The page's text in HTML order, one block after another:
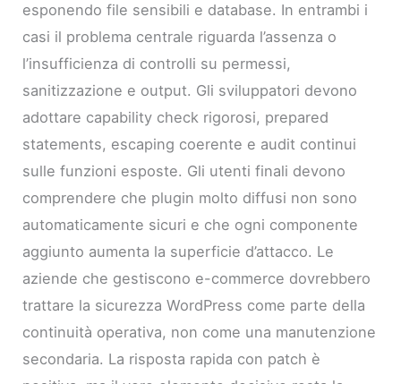
esponendo file sensibili e database. In entrambi i
casi il problema centrale riguarda l’assenza o
l’insufficienza di controlli su permessi,
sanitizzazione e output. Gli sviluppatori devono
adottare capability check rigorosi, prepared
statements, escaping coerente e audit continui
sulle funzioni esposte. Gli utenti finali devono
comprendere che plugin molto diffusi non sono
automaticamente sicuri e che ogni componente
aggiunto aumenta la superficie d’attacco. Le
aziende che gestiscono e-commerce dovrebbero
trattare la sicurezza WordPress come parte della
continuità operativa, non come una manutenzione
secondaria. La risposta rapida con patch è